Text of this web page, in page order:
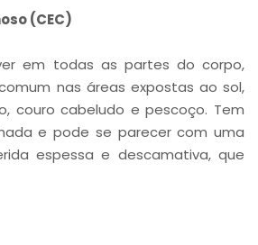
(CEC)
em todas as partes do corpo,
nas áreas expostas ao sol,
couro cabeludo e pescoço. Tem
e pode se parecer com uma
espessa e descamativa, que